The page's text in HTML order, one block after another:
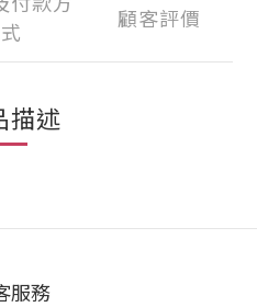
式
顧客評價
描述
服務